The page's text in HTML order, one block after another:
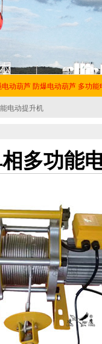
电动葫芦 防爆电动葫芦 多功能
电动提升机
多功能